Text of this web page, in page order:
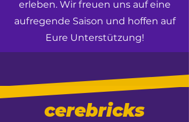
erleben. Wir freuen uns auf eine
aufregende Saison und hoffen auf
Eure Unterstützung!
cerebricks